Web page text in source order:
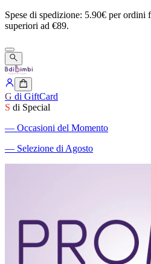
Spese di spedizione: 5.90€ perordini
superiori ad €89.
G di GiftCard
S di Special
― Occasioni del Momento
― Selezione di Agosto